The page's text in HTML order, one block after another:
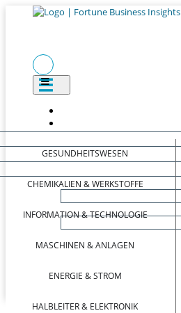
GESUNDHEITSWESEN
CHEMIKALIEN & WERKSTOFFE
INFORMATION & TECHNOLOGIE
MASCHINEN & ANLAGEN
ENERGIE & STROM
HALBLEITER & ELEKTRONIK